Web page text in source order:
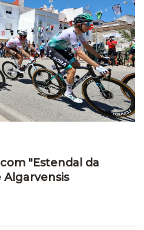
"Estendal da